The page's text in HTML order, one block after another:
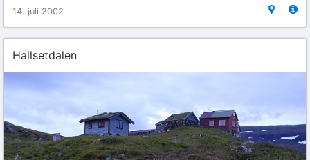
14. juli 2002
Hallsetdalen